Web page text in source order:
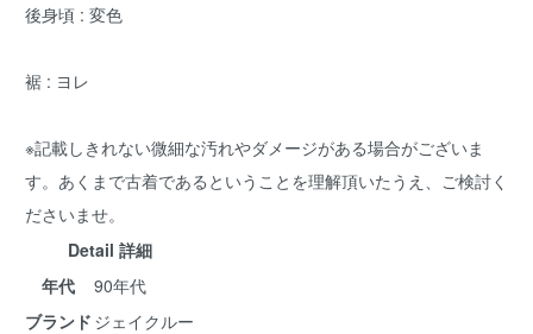
後身頃 : 変色
裾 : ヨレ
※記載しきれない微細な汚れやダメージがある場合がございま
す。あくまで古着であるということを理解頂いたうえ、ご検討く
ださいませ。
Detail 詳細
年代
90年代
ブランド ジェイクルー